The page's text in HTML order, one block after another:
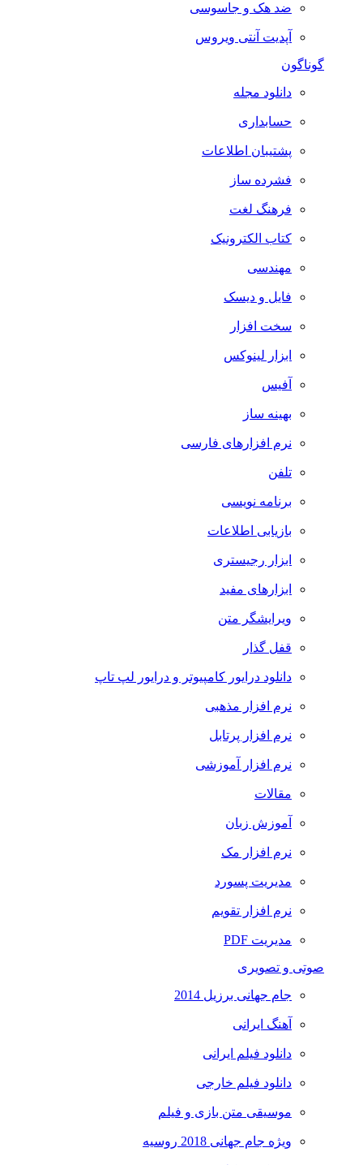
ضد هک و جاسوسی
آپدیت آنتی ویروس
گوناگون
دانلود مجله
حسابداری
پشتیبان اطلاعات
فشرده ساز
فرهنگ لغت
کتاب الکترونیک
مهندسی
فایل و دیسک
سخت افزار
ابزار لینوکس
آفیس
بهینه ساز
نرم افزارهای فارسی
تلفن
برنامه نویسی
بازیابی اطلاعات
ابزار رجیستری
ابزارهای مفید
ویرایشگر متن
قفل گذار
دانلود درایور کامپیوتر و درایور لپ تاپ
نرم افزار مذهبی
نرم افزار پرتابل
نرم افزار آموزشی
مقالات
آموزش زبان
نرم افزار مک
مدیریت پسورد
نرم افزار تقویم
مدیریت PDF
صوتی و تصویری
جام جهانی برزیل 2014
آهنگ ایرانی
دانلود فیلم ایرانی
دانلود فیلم خارجی
موسیقی متن بازی و فیلم
ویژه جام جهانی 2018 روسیه